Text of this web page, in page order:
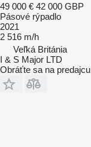
49 000 € 42 000 GBP
Pásové rýpadlo
2021
2 516 m/h
Veľká Británia
I & S Major LTD
Obráťte sa na predajcu